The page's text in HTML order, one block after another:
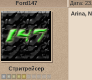
Ford147 Дата:
Стритрейсер
Arina,